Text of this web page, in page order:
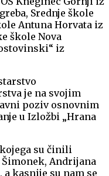
Srednje škole
Antuna Horvata iz
škole Nova
iz
je na svojim
poziv osnovnim
u Izložbi „Hrana
su činili
Šimonek, Andrijana
a kasnije su nam se